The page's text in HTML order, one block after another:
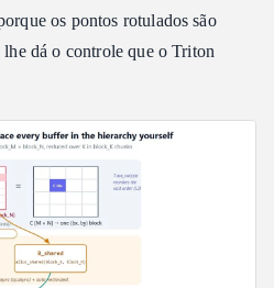
os pontos rotulados são
dá o controle que o Triton